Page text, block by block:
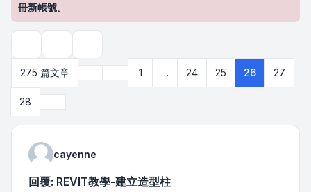
冊新帳號。
275 篇文章
第26頁 (共 頁)
上一頁1 … 24 25 26 27
28
cayenne
回覆: REVIT教學-建立造型柱